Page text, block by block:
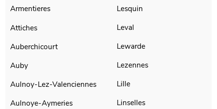
Armentieres
Attiches
Auberchicourt
Auby
Aulnoy-Lez-Valenciennes
Aulnoye-Aymeries
Lesquin
Leval
Lewarde
Lezennes
Lille
Linselles